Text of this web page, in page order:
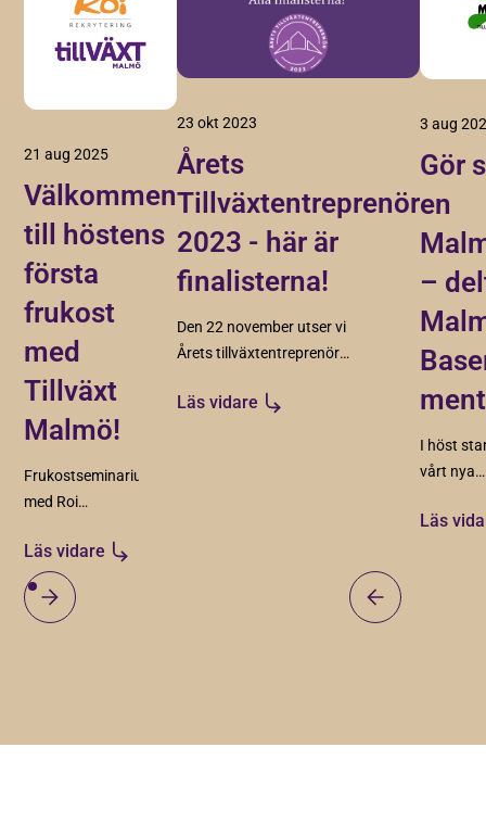
21 aug 2025
Välkommen
till höstens
första
frukost
med
Tillväxt
Malmö!
Frukostseminarium
med Roi
september 2025
Läs vidare
23 okt 2023
Årets
Tillväxtentreprenör
2023 - här är
finalisterna!
Den 22 november utser vi
Årets tillväxtentreprenör
Läs vidare
3 aug
Gör
en
–
I höst
vårt nya
Läs